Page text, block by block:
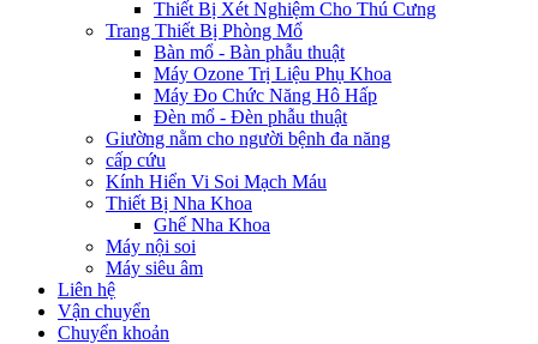
Thiết Bị Xét Nghiệm Cho Thú Cưng
Trang Thiết Bị Phòng Mổ
Bàn mổ - Bàn phẫu thuật
Máy Ozone Trị Liệu Phụ Khoa
Máy Đo Chức Năng Hô Hấp
Đèn mổ - Đèn phẫu thuật
Giường nằm cho người bệnh đa năng
cấp cứu
Kính Hiển Vi Soi Mạch Máu
Thiết Bị Nha Khoa
Ghế Nha Khoa
Máy nội soi
Máy siêu âm
Liên hệ
Vận chuyển
Chuyển khoản